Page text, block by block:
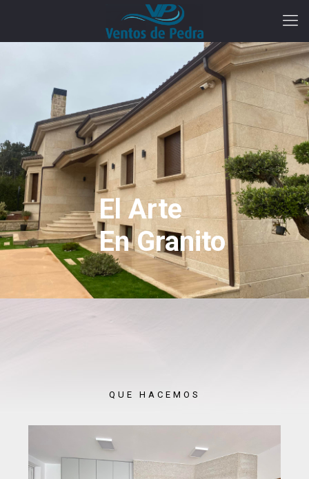
El Arte
En Granito
QUE HACEMOS